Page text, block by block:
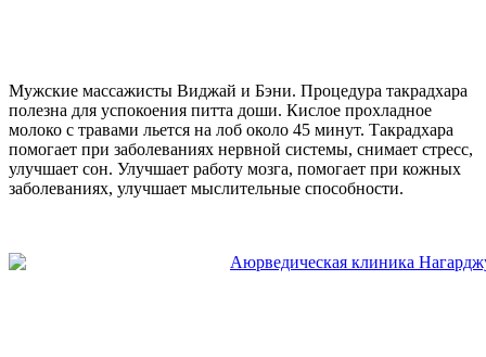
Мужские массажисты Виджай и Бэни. Процедура такрадхара
полезна для успокоения питта доши. Кислое прохладное
молоко с травами льется на лоб около 45 минут. Такрадхара
помогает при заболеваниях нервной системы, снимает стресс,
улучшает сон. Улучшает работу мозга, помогает при кожных
заболеваниях, улучшает мыслительные способности.